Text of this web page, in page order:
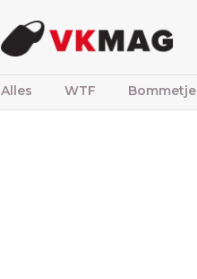
Alles WTF Bommetje